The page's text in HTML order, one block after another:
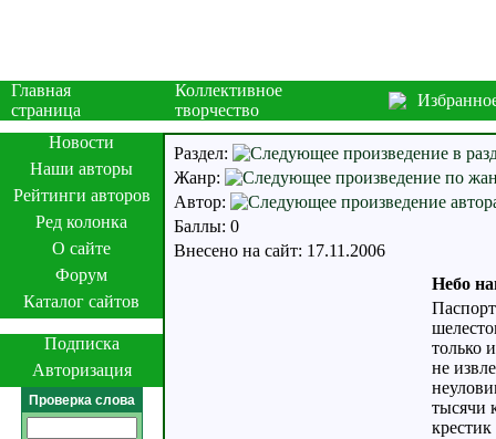
Главная
страница
Коллективное
творчество
Новости
Наши авторы
Рейтинги авторов
Ред колонка
О сайте
Форум
Каталог сайтов
Подписка
Авторизация
Проверка слова
Раздел:
Жанр:
Автор:
Баллы: 0
Внесено на сайт: 17.11.2006
Небо
только
не
тысячи